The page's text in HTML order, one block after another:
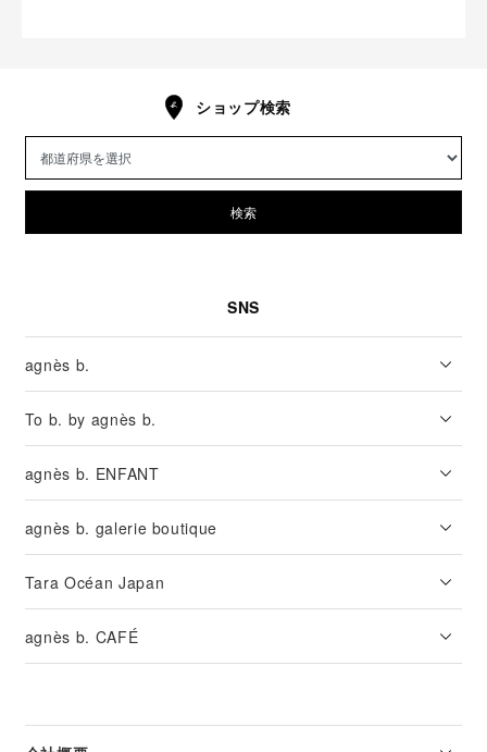
ショップ検索
検索
SNS
agnès b.
To b. by agnès b.
agnès b. ENFANT
agnès b. galerie boutique
Tara Océan Japan
agnès b. CAFÉ